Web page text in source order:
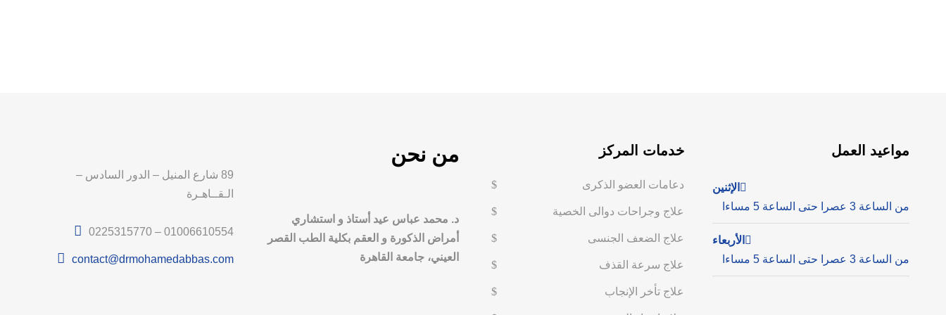
89 شارع المنيل – الدور السادس –
الـقــاهـرة
0225315770 – 01006610554
contact@drmohamedabbas.com
من نحن
د. محمد عباس عيد أستاذ و استشاري
أمراض الذكورة و العقم بكلية الطب القصر
العيني، جامعة القاهرة
خدمات المركز
دعامات العضو الذكرى
علاج وجراحات دوالى الخصية
علاج الضعف الجنسى
علاج سرعة القذف
علاج تأخر الإنجاب
مواعيد العمل
الإثنين
من الساعة 3 عصرا حتى الساعة 5 مساءا
الأربعاء
من الساعة 3 عصرا حتى الساعة 5 مساءا